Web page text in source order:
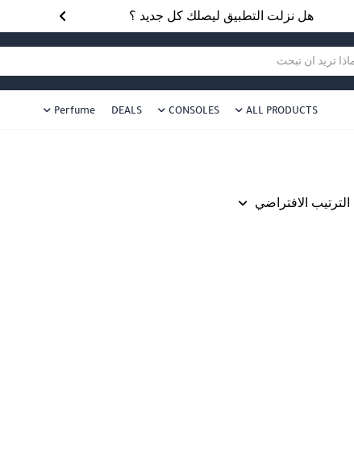
هل نزلت التطبيق ليصلك كل جديد ؟
تريد ان تبحث
ALL PRODUCTS
CONSOLES
DEALS
Perfume
الترتيب الافتراضي